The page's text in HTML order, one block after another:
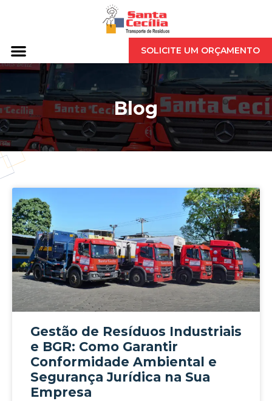
SOLICITE UM ORÇAMENTO
Blog
Gestão de Resíduos Industriais
e BGR: Como Garantir
Conformidade Ambiental e
Segurança Jurídica na Sua
Empresa